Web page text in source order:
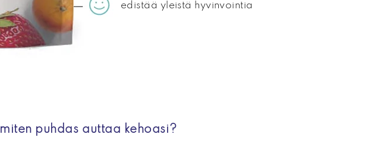
miten puhdas auttaa kehoasi?
edistää yleistä hyvinvointia